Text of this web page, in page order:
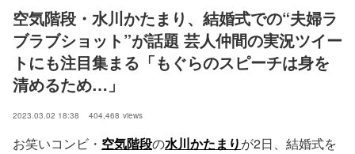
空気階段・水川かたまり、結婚式での“夫婦ラ
ブラブショット”が話題 芸人仲間の実況ツイー
トにも注目集まる「もぐらのスピーチは身を
清めるため…」
2023.03.02 18:38 404,468 views
お笑いコンビ・ 空気階段の水川かたまりが2日、結婚式を